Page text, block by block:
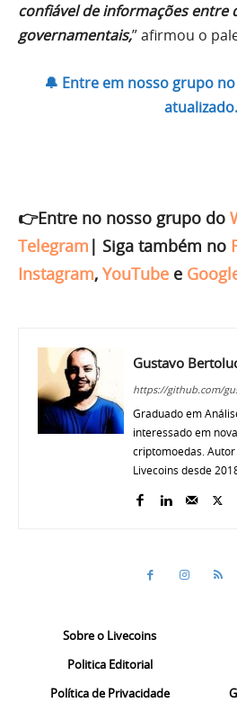
confiável de informações entre
governamentais,” afirmou o
🔔 Entre em nosso grupo
atualizado.
👉Entre no nosso grupo do
Telegram | Siga também no
Instagram, YouTube e
Gustavo
https://github.com/
Graduado em
interessado em
criptomoedas.
Livecoins desde
Sobre o Livecoins
Politica Editorial
Política de Privacidade